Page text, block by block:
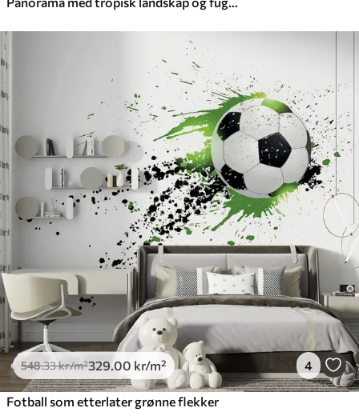
548.33kr/m²329 .00 kr/m² 4
Fotball som etterlater grønne flekker